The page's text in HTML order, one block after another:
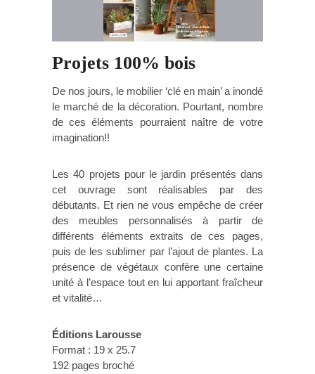
Projets 100% bois
De nos jours, le mobilier ‘clé en main’ a inondé
le marché de la décoration. Pourtant, nombre
de ces éléments pourraient naître de votre
imagination!!
Les 40 projets pour le jardin présentés dans
cet ouvrage sont réalisables par des
débutants. Et rien ne vous empêche de créer
des meubles personnalisés à partir de
différents éléments extraits de ces pages,
puis de les sublimer par l’ajout de plantes. La
présence de végétaux confère une certaine
unité à l’espace tout en lui apportant fraîcheur
et vitalité…
Éditions Larousse
Format : 19 x 25.7
192 pages broché